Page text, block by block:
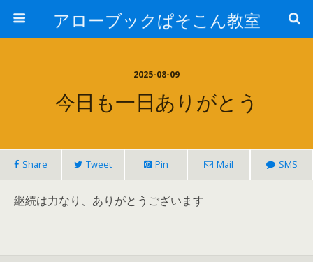
アローブックぱそこん教室
2025-08-09
今日も一日ありがとう
Share Tweet Pin Mail SMS
継続は力なり、ありがとうございます